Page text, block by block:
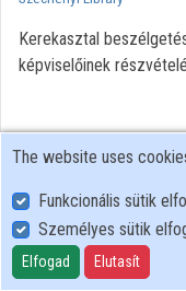
Kerekasztal
képviselőinek
User Policy
Adatkezelési tájékoztató (en)
Cookie Policy
The website uses
Funkcionális sütik
Személyes sütik
Elfogad Elutasít